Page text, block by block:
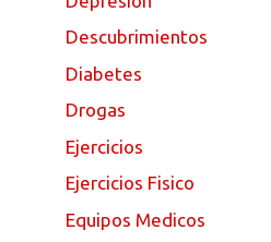
Descubrimientos
Diabetes
Drogas
Ejercicios
Ejercicios Fisico
Equipos Medicos